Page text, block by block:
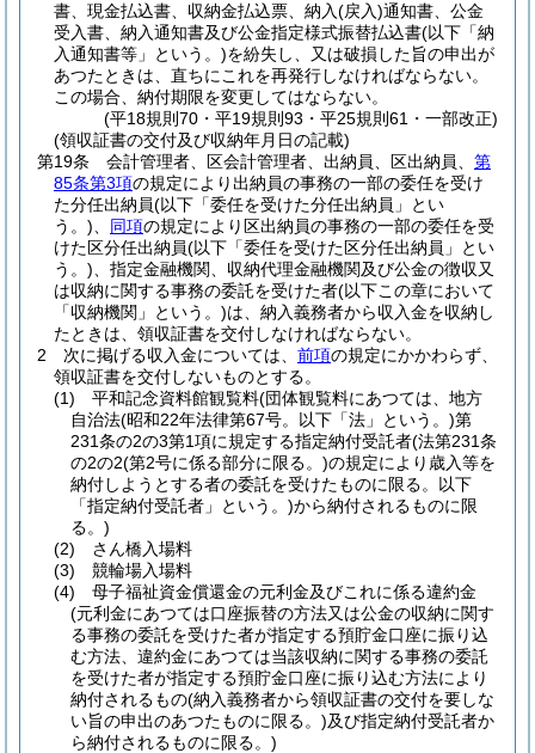
書、現金払込書、収納金払込票、納入(戻入)通知書、公金
受入書、納入通知書及び公金指定様式振替払込書(以下「納
入通知書等」という。)を紛失し、又は破損した旨の申出が
あつたときは、直ちにこれを再発行しなければならない。
この場合、納付期限を変更してはならない。
(平18規則70・平19規則93・平25規則61・一部改正)
(領収証書の交付及び収納年月日の記載)
第19条
会計管理者、区会計管理者、出納員、区出納員、 第
85条第3項の規定により出納員の事務の一部の委任を受け
た分任出納員(以下「委任を受けた分任出納員」とい
う。)
同項の規定により区出納員の事務の一部の委任を受
けた区分任出納員(以下「委任を受けた区分任出納員」とい
う。) 、指定金融機関、収納代理金融機関及び公金の徴収又
は収納に関する事務の委託を受けた者(以下この章において
「収納機関」という。)は、納入義務者から収入金を収納し
たときは、領収証書を交付しなければならない。
2
次に掲げる収入金については、 前項の規定にかかわらず、
領収証書を交付しないものとする。
(1)
平和記念資料館観覧料(団体観覧料にあつては、地方
自治法(昭和22年法律第67号。以下「法」という。)第
231条の2の3第1項に規定する指定納付受託者(法第231条
の2の2(第2号に係る部分に限る。)の規定により歳入等を
納付しようとする者の委託を受けたものに限る。以下
「指定納付受託者」という。)から納付されるものに限
る。)
(2)
さん橋入場料
(3)
競輪場入場料
(4)
母子福祉資金償還金の元利金及びこれに係る違約金
(元利金にあつては口座振替の方法又は公金の収納に関す
る事務の委託を受けた者が指定する預貯金口座に振り込
む方法、違約金にあつては当該収納に関する事務の委託
を受けた者が指定する預貯金口座に振り込む方法により
納付されるもの(納入義務者から領収証書の交付を要しな
い旨の申出のあつたものに限る。)及び指定納付受託者か
ら納付されるものに限る。)